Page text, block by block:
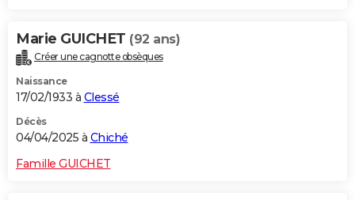
Marie GUICHET (92 ans)
Créer une cagnotte obsèques
Naissance
17/02/1933 à Clessé
Décès
04/04/2025 à Chiché
Famille GUICHET